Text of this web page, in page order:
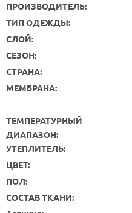
ПРОИЗВОДИТЕЛЬ:
ТИП ОДЕЖДЫ:
СЛОЙ:
СЕЗОН:
СТРАНА:
МЕМБРАНА:
ТЕМПЕРАТУРНЫЙ
ДИАПАЗОН:
УТЕПЛИТЕЛЬ:
ЦВЕТ:
ПОЛ:
СОСТАВ ТКАНИ: